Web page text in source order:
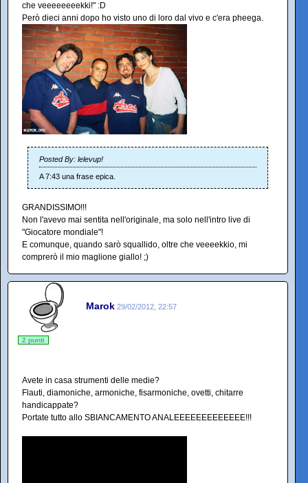
che veeeeeeeekki!" :D
Però dieci anni dopo ho visto uno di loro dal vivo e c'era pheega.
Posted By: lelevup!
A 7:43 una frase epica.
GRANDISSIMO!!!
Non l'avevo mai sentita nell'originale, ma solo nell'intro live di
"Giocatore mondiale"!
E comunque, quando sarò squallido, oltre che veeeekkio, mi
comprerò il mio maglione giallo! ;)
Marok 29/02/2012, 22:57
2 punti
Avete in casa strumenti delle medie?
Flauti, diamoniche, armoniche, fisarmoniche, ovetti, chitarre
handicappate?
Portate tutto allo SBIANCAMENTO ANALEEEEEEEEEEEEE!!!